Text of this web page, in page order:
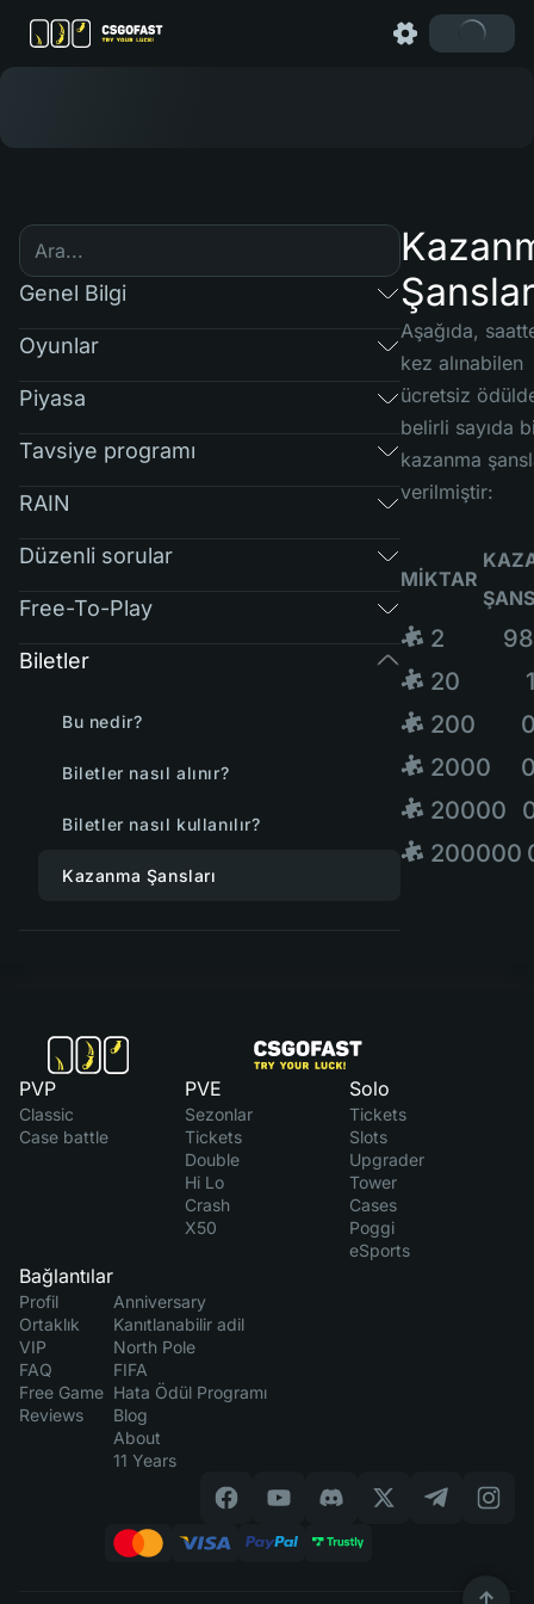
Genel Bilgi
Oyunlar
Piyasa
Tavsiye programı
RAIN
Düzenli sorular
Free-To-Play
Biletler
Bu nedir?
Biletler nasıl alınır?
Biletler nasıl kullanılır?
Kazanma Şansları
Aşağıda,
kez alınabilen
ücretsiz
belirli sayıda
kazanma
verilmiştir:
MIKTAR
🧩 2
🧩 20
🧩 200
🧩 2000
🧩 20000
🧩 200000
PVP
Classic
Case battle
PVE
Sezonlar
Tickets
Double
Hi Lo
Crash
X50
Solo
Tickets
Slots
Upgrader
Tower
Cases
Poggi
eSports
Bağlantılar
Profil
Ortaklık
VIP
FAQ
Free Game
Reviews
Anniversary
Kanıtlanabilir adil
North Pole
FIFA
Hata Ödül Programı
Blog
About
11 Years